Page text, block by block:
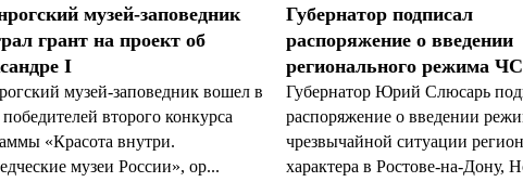
музей-заповедник
грант на проект об
I
музей-заповедник вошел в
второго конкурса
«Красота внутри.
музеи России», ор...
Губернатор подписал
распоряжение о введении
регионального режима ЧС
Губернатор Юрий Слюсарь
распоряжение о введении
чрезвычайной ситуации
характера в Ростове-на-Дону,